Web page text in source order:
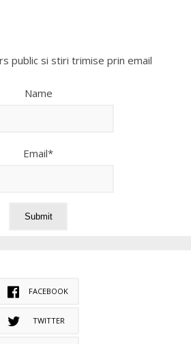
public si stiri trimise prin email
Name
Email*
FACEBOOK
TWITTER